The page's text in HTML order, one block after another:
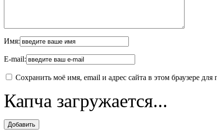
Имя:
E-mail:
Сохранить моё имя, email и адрес сайта в этом браузере
Капча загружается...